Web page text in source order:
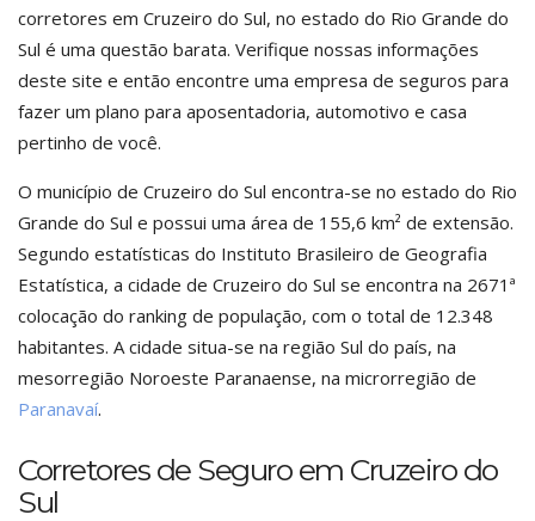
corretores em Cruzeiro do Sul, no estado do Rio Grande do
Sul é uma questão barata. Verifique nossas informações
deste site e então encontre uma empresa de seguros para
fazer um plano para aposentadoria, automotivo e casa
pertinho de você.
O município de Cruzeiro do Sul encontra-se no estado do Rio
Grande do Sul e possui uma área de 155,6 km² de extensão.
Segundo estatísticas do Instituto Brasileiro de Geografia
Estatística, a cidade de Cruzeiro do Sul se encontra na 2671ª
colocação do ranking de população, com o total de 12.348
habitantes. A cidade situa-se na região Sul do país, na
mesorregião Noroeste Paranaense, na microrregião de
Paranavaí.
Corretores de Seguro em Cruzeiro do
Sul